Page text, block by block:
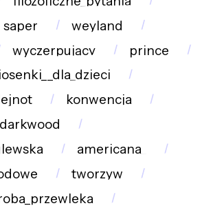
saper
weyland
wyczerpujący
prince
konwencja
darkwood
americana_
tworzyw